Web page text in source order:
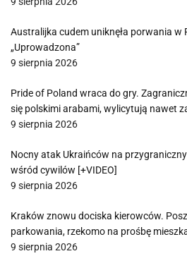
Australijka cudem uniknęła porwania w
„Uprowadzona”
9 sierpnia 2026
Pride of Poland wraca do gry.
się polskimi arabami, wylicytują nawet
9 sierpnia 2026
Nocny atak Ukraińców na
wśród cywilów [+VIDEO]
9 sierpnia 2026
Kraków znowu dociska kierowców.
parkowania, rzekomo na prośbę
9 sierpnia 2026